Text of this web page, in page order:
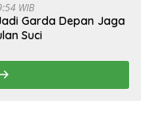
WIB
Garda Depan Jaga
Suci